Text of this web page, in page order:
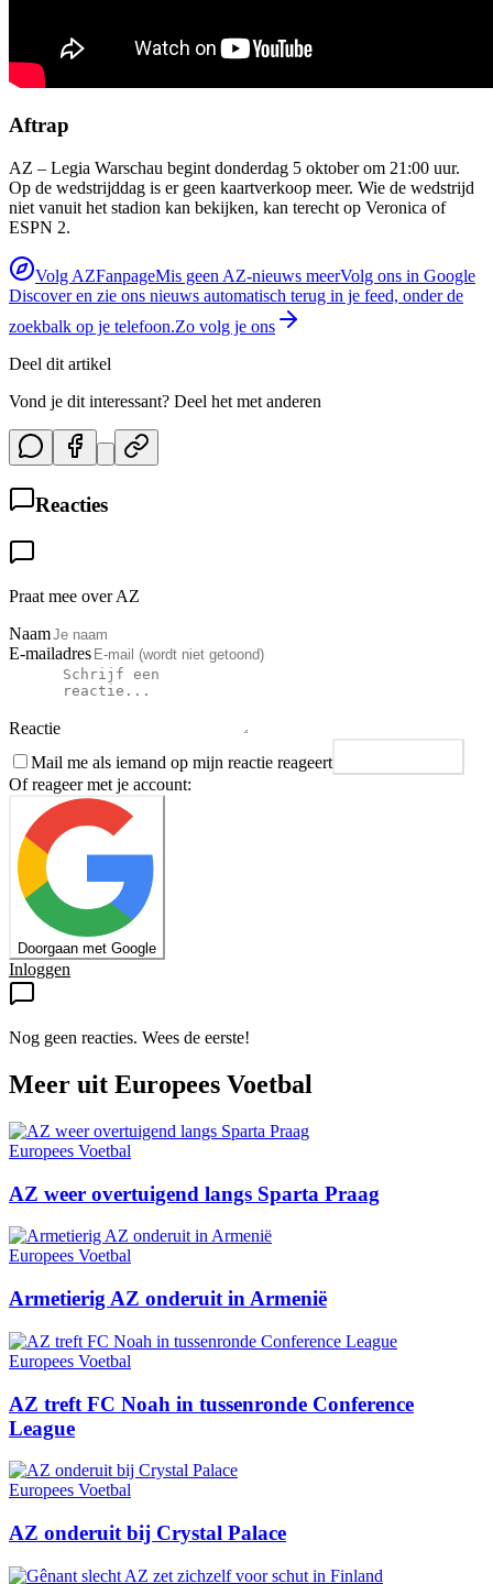
Aftrap
AZ – Legia Warschau begint donderdag 5 oktober om 21:00 uur.
Op de wedstrijddag is er geen kaartverkoop meer. Wie de wedstrijd
niet vanuit het stadion kan bekijken, kan terecht op Veronica of
ESPN 2.
Volg AZFanpageMis geen AZ-nieuws meerVolg ons in Google
Discover en zie ons nieuws automatisch terug in je feed, onder de
zoekbalk op je telefoon.Zo volg je ons
Deel dit artikel
Vond je dit interessant? Deel het met anderen
Reacties
Praat mee over AZ
Naam
E-mailadres
Reactie
Mail me als iemand op mijn reactie reageert
Of reageer met je account:
Doorgaan met Google
Inloggen
Nog geen reacties. Wees de eerste!
Meer uit Europees Voetbal
Europees Voetbal
AZ weer overtuigend langs Sparta Praag
Europees Voetbal
Armetierig AZ onderuit in Armenië
Europees Voetbal
AZ treft FC Noah in tussenronde Conference
League
Europees Voetbal
AZ onderuit bij Crystal Palace